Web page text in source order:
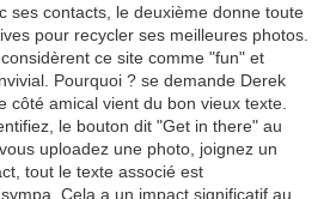
ses contacts, le deuxième donne toute
pour recycler ses meilleures photos.
ce site comme "fun" et
Pourquoi ? se demande Derek
côté amical vient du bon vieux texte.
le bouton dit "Get in there" au
uploadez une photo, joignez un
tout le texte associé est
Cela a un impact significatif au